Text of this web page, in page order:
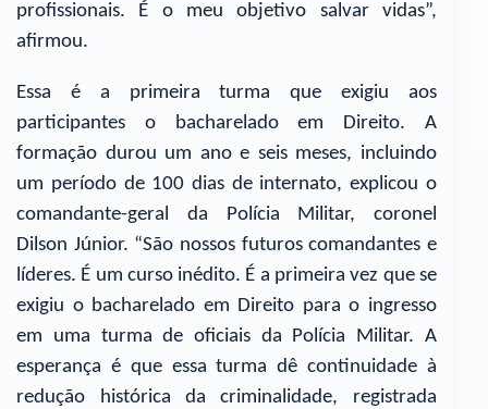
profissionais. É o meu objetivo salvar vidas”,
afirmou.
Essa é a primeira turma que exigiu aos
participantes o bacharelado em Direito. A
formação durou um ano e seis meses, incluindo
um período de 100 dias de internato, explicou o
comandante-geral da Polícia Militar, coronel
Dilson Júnior. “São nossos futuros comandantes e
líderes. É um curso inédito. É a primeira vez que se
exigiu o bacharelado em Direito para o ingresso
em uma turma de oficiais da Polícia Militar. A
esperança é que essa turma dê continuidade à
redução histórica da criminalidade, registrada